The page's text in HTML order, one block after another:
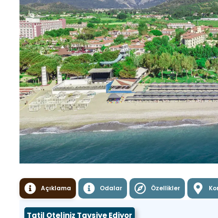
Açıklama Odalar Özellikler
Tatil Oteliniz Tavsiye Ediyor